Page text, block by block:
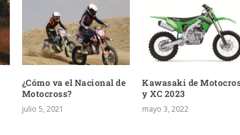
¿Cómo va el Nacional de
Motocross?
julio 5, 2021
Kawasaki de
y XC 2023
mayo 3, 2022